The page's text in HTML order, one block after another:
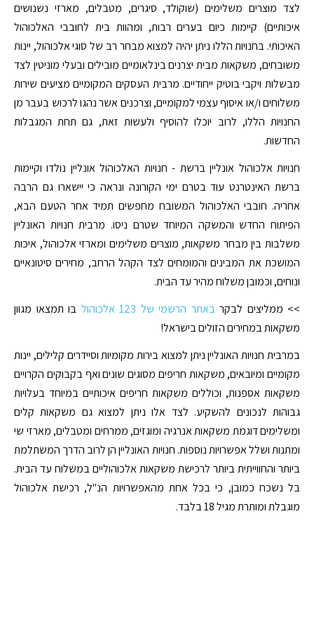
לצד מוצרים משלימים (שוקולד, סיגרים, מטבלים, מארזי נשנושים
איכותיים) קיימות כיום בערים רבות, ומהוות בית לחובבי האלכוהול
האיכותי. בחנויות הללו ניתן יהיה למצוא מבחר רב של סוגי אלכוהול, יינות
משובחים, משקאות מבית יצרנים בינלאומיים מובילים ובעלי מוניטין לצד
מבשלות ויקבי בוטיק ייחודיים. מרבית העסקים המקומיים מציעים שירות
משלוחים ו/או איסוף עצמי למקומיים, וצרכנים אשר נהגו לרכוש בעבר מן
החנויות הללו, לרוב יוכלו להוסיף ולעשות זאת, גם תחת המגבלות
החדשות.
חנויות אלכוהול אונליין ברשת - חנויות האלכוהול אונליין נולדו וקיימות
ברשת האינטרנט עוד בטרם ימי הקורונה ונראה כי יישארו גם הרבה
אחריה. חובבי האלכוהול המשובח מחפשים תמיד אחר הטעם הבא,
הפיתוח החדש והמשקה המיוחד שטרם ניסו. מרבית חנויות האונליין
משלבות בין מבחר משקאות, מוצרים משלימים ומארזי אלכוהול, איכות
המושכת את המבינים והמומחים לצד הקהל הרחב, מחירים סיטונאיים
ונוחים, וכמובן משלוח מהיר עד הבית.
>> ממליצים לבקרבאתר הרשמי של 123 אלכוהול
בו תמצאו מגוון
משקאות במחירים הזולים בישראל!
במרבית חנויות האונליין ניתן למצוא בירות מקומיות וסיידרים קלילים, יינות
מקומיים ומיובאים, משקאות חריפים מסוגים שונים ואף בקבוקים הקרויים
משקאות אספנות, וכוללים משקאות חריפים איכותיים במיוחד בעלויות
גבוהות לנכונים להשקיע. לצד אלו ניתן למצוא גם משקאות קלים
ומשלימים דוגמת משקאות אנרגיה ומוגזים, ממרחים ומטבלים, מארזי שי
ומתנות ושלל אפשרויות נוספות. חנויות האונליין הן לרוב הדרך המשתלמת
ביותר והחווייתית ביותר לרכישת משקאות אלכוהוליים במשלוח עד הבית.
בל נשכח כמובן, כי בכל אחת מהאפשרויות הנ"ל, רכישת אלכוהול
מוגבלת ומותרת מגיל 18 בלבד.